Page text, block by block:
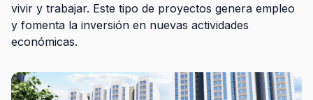
vivir y trabajar. Este tipo de proyectos genera empleo
y fomenta la inversión en nuevas actividades
económicas.